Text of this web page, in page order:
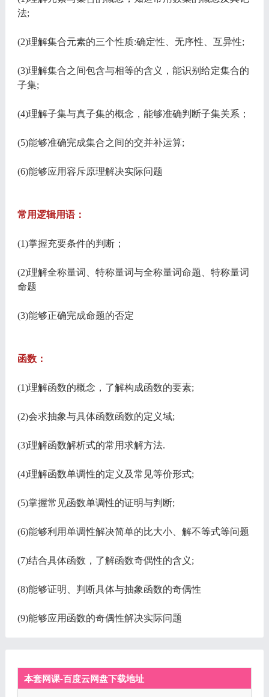
法;
(2)理解集合元素的三个性质:确定性、无序性、互异性;
(3)理解集合之间包含与相等的含义，能识别给定集合的
子集;
(4)理解子集与真子集的概念，能够准确判断子集关系；
(5)能够准确完成集合之间的交并补运算;
(6)能够应用容斥原理解决实际问题
常用逻辑用语：
(1)掌握充要条件的判断；
(2)理解全称量词、特称量词与全称量词命题、特称量词
命题
(3)能够正确完成命题的否定
函数：
(1)理解函数的概念，了解构成函数的要素;
(2)会求抽象与具体函数函数的定义域;
(3)理解函数解析式的常用求解方法.
(4)理解函数单调性的定义及常见等价形式;
(5)掌握常见函数单调性的证明与判断;
(6)能够利用单调性解决简单的比大小、解不等式等问题
(7)结合具体函数，了解函数奇偶性的含义;
(8)能够证明、判断具体与抽象函数的奇偶性
(9)能够应用函数的奇偶性解决实际问题
本套网课-百度云网盘下载地址